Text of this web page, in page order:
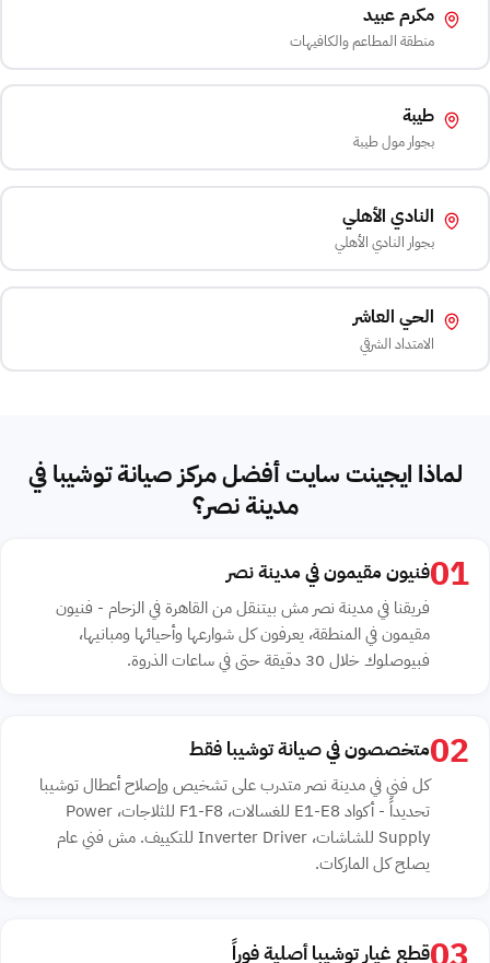
مكرم عبيد
منطقة المطاعم والكافيهات
طيبة
بجوار مول طيبة
النادي الأهلي
بجوار النادي الأهلي
الحي العاشر
الامتداد الشرقي
لماذا ايجينت سايت أفضل مركز صيانة توشيبا في
مدينة نصر؟
01فنيون مقيمون في مدينة نصر
فريقنا في مدينة نصر مش بيتنقل من القاهرة في الزحام - فنيون
مقيمون في المنطقة، يعرفون كل شوارعها وأحيائها ومبانيها،
فبيوصلوك خلال 30 دقيقة حتى في ساعات الذروة.
02متخصصون في صيانة توشيبا فقط
كل فني في مدينة نصر متدرب على تشخيص وإصلاح أعطال توشيبا
تحديداً - أكواد E1-E8 للغسالات، F1-F8 للثلاجات، Power
Supply للشاشات، Inverter Driver للتكييف. مش فني عام
يصلح كل الماركات.
قطع غيار توشيبا أصلية فوراً